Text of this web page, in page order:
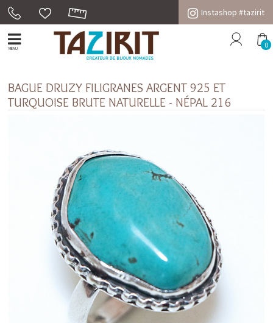
Instashop #tazirit
MENU 0
BAGUE DRUZY FILIGRANES ARGENT 925 ET
TURQUOISE BRUTE NATURELLE - NÉPAL 216